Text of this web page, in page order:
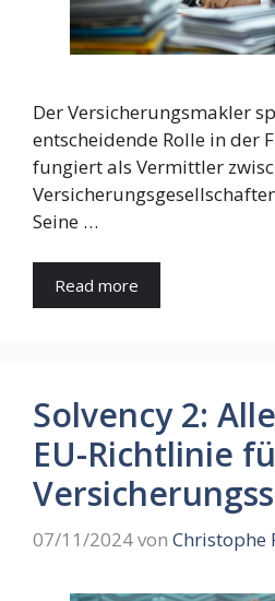
Der Versicherungsmakler
entscheidende Rolle in der
fungiert als Vermittler
Seine …
Read more
Solvency 2:
EU-Richtlinie
07/11/2024von Christophe